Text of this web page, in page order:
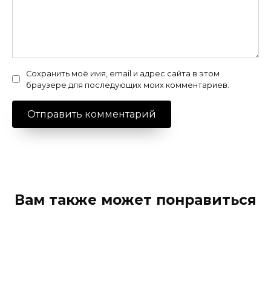
Сохранить моё имя, email и адрес сайта в этом
браузере для последующих моих комментариев.
Вам также может понравиться